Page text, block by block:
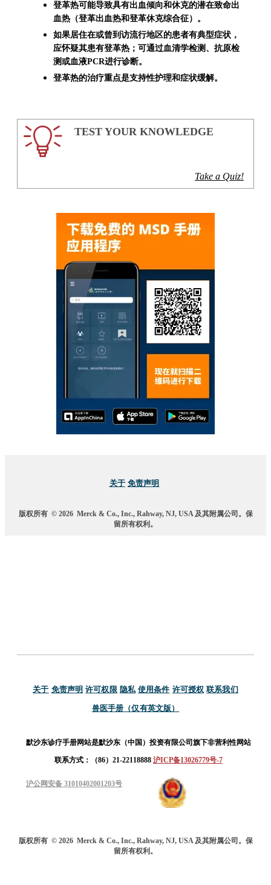
登革热可能导致具有出血倾向和休克的潜在致命出
血热（登革出血热和登革休克综合征）。
如果居住在或曾到访流行地区的患者有典型症状，
应怀疑其患有登革热；可通过血清学检测、抗原检
测或血液PCR进行诊断。
登革热的治疗重点是支持性护理和症状缓解。
TEST YOUR KNOWLEDGE
Take a Quiz!
关于 免责声明
版权所有 © 2026 Merck & Co., Inc., Rahway, NJ, USA 及其附属公司。保
留所有权利。
关于 免责声明 许可权限 隐私 使用条件 许可授权 联系我们
兽医手册（仅有英文版）
默沙东诊疗手册网站是默沙东（中国）投资有限公司旗下非营利性网站
联系方式：（86）21-22118888 沪ICP备13026779号-7
沪公网安备 31010402001203号
版权所有 © 2026 Merck & Co., Inc., Rahway, NJ, USA 及其附属公司。保
留所有权利。